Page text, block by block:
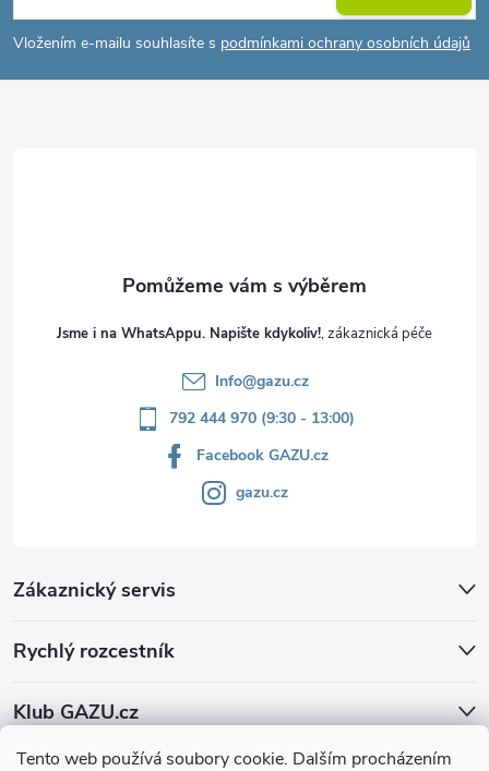
Tento web používá soubory cookie. Dalším procházením
p
a
Vložením e-mailu souhlasíte s podmínkami ochrany osobních údajů
Jsme i na WhatsAppu. Napište kdykoliv!
Info@gazu.cz
792 444 970 (9:30 - 13:00)
Facebook GAZU.cz
gazu.cz
Zákaznický servis
Rychlý rozcestník
Klub GAZU.cz